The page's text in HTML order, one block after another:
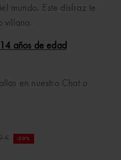
mundo. Este disfraz te
villano.
años de edad
en nuestro Chat o
€ -30%